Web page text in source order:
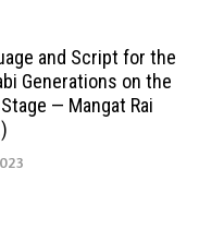
and Script for the
Generations on the
— Mangat Rai